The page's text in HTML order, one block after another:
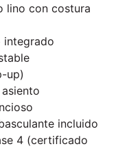
lino con costura
integrado
up)
incluido
4 (certificado